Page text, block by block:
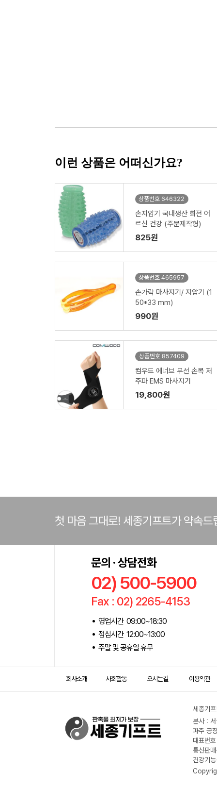
이런 상품은 어떠신가요?
상품번호 646322
손지압기 국내생산 회전 어
르신 건강 (주문제작형)
825원
상품번호 465957
손가락 마사지기/ 지압기 (1
50*33 mm)
990원
상품번호 857409
컴우드 에너브 무선 손목 저
주파 EMS 마사지기
19,800원
첫 마음 그대로! 세종기프트가 약속드
문의 · 상담전화
02) 500-5900
Fax : 02) 2265-4153
영업시간 09:00~18:30
점심시간 12:00~13:00
주말 및 공휴일 휴무
회사소개 사회활동 오시는길 이용약관
세종기
본사 :
파주 공
대표번
통신판
건강기